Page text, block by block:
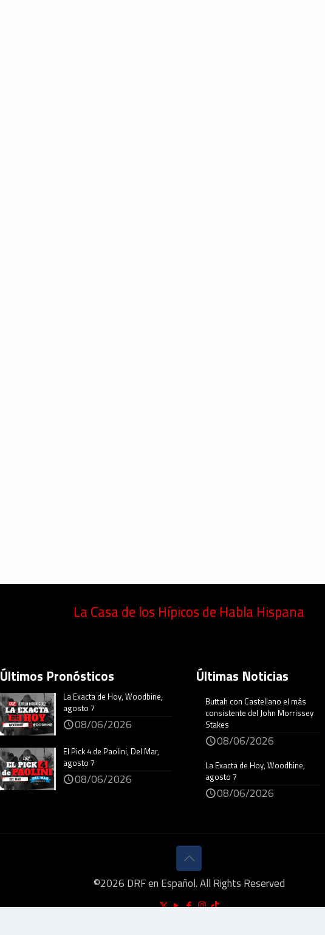
La Casa de los Hípicos de Habla Hispana
Últimos Pronósticos
La Exacta de Hoy, Woodbine,
agosto 7
08/06/2026
El Pick 4 de Paolini, Del Mar,
agosto 7
08/06/2026
Últimas Noticias
Buttah con Castellano el más
consistente del John Morrissey
Stakes
08/06/2026
La Exacta de Hoy, Woodbine,
agosto 7
08/06/2026
©2026 DRF en Español. All Rights Reserved